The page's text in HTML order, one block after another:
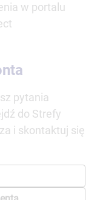
w portalu
pytania
do Strefy
i skontaktuj się